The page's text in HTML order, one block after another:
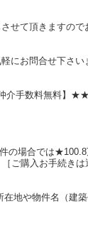
せて頂きますので
にお問合せ下さい
介手数料無料】
の場合では
ご購入お手続き
地や物件名（建